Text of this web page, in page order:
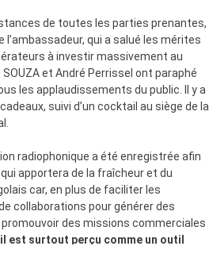
de toutes les parties prenantes,
qui a salué les mérites
à investir massivement au
et André Perrissel ont paraphé
les applaudissements du public. Il y a
suivi d’un cocktail au siège de la
radiophonique a été enregistrée afin
apportera de la fraîcheur et du
car, en plus de faciliter les
collaborations pour générer des
des missions commerciales
il est surtout perçu comme un outil